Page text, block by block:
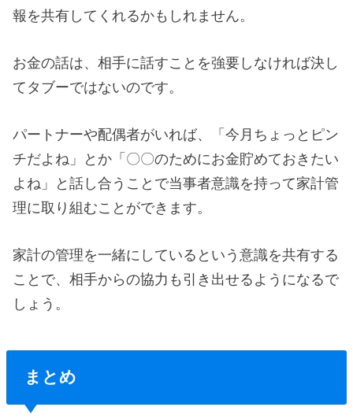
報を共有してくれるかもしれません。
お金の話は、相手に話すことを強要しなければ決し
てタブーではないのです。
パートナーや配偶者がいれば、「今月ちょっとピン
チだよね」とか「〇〇のためにお金貯めておきたい
よね」と話し合うことで当事者意識を持って家計管
理に取り組むことができます。
家計の管理を一緒にしているという意識を共有する
ことで、相手からの協力も引き出せるようになるで
しょう。
まとめ